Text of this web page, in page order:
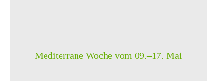
Mediterrane Woche vom 09.–17. Mai